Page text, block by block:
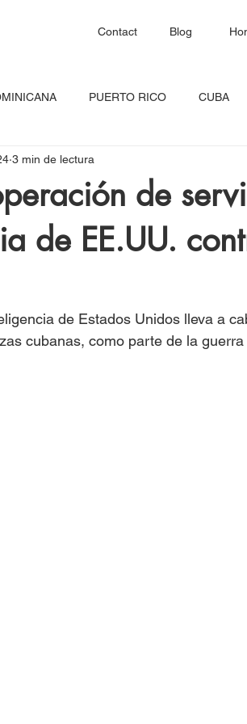
Blog
Contact
PUERTO RICO CUBA
HAITÍ SANTA LUCÍA
RED CONTINENTAL MEXICO
de
de EE.UU.
3 min de lectura
de Estados Unidos lleva a
cubanas, como parte de la